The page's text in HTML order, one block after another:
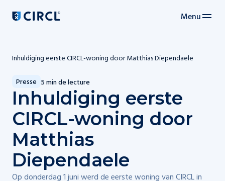
Navigation principale Menu
Inhuldiging eerste CIRCL-woning door Matthias Diependaele
Presse 5 min de lecture
Inhuldiging eerste
CIRCL-woning door
Matthias
Diependaele
Op donderdag 1 juni werd de eerste woning van CIRCL in